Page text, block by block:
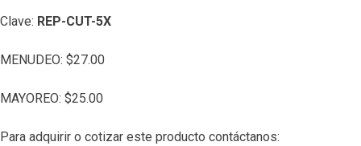
Clave: REP-CUT-5X
MENUDEO: $27.00
MAYOREO: $25.00
Para adquirir o cotizar este producto contáctanos: